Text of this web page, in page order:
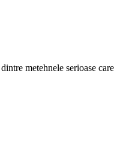
metehnele serioase